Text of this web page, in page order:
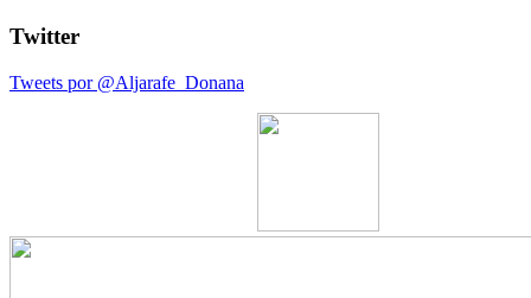
Twitter
Tweets por @Aljarafe_Donana